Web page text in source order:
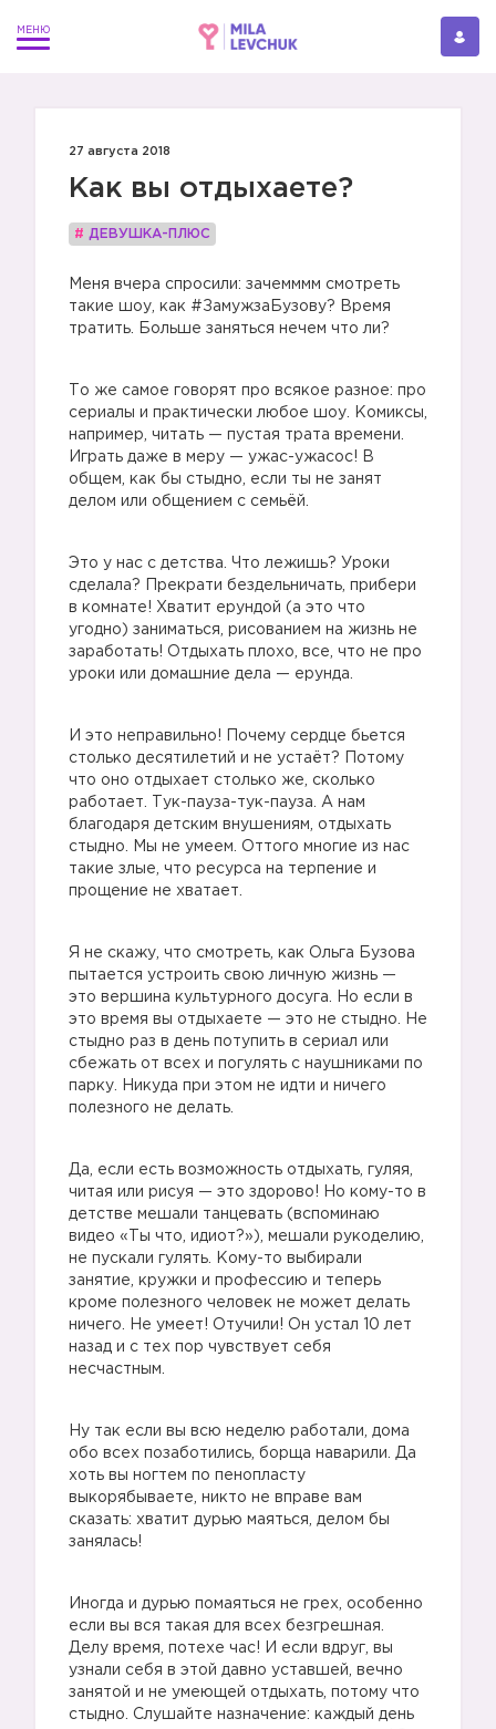
27 августа 2018
Как вы отдыхаете?
# ДЕВУШКА-ПЛЮС
Меня вчера спросили: зачемммм смотреть
такие шоу, как #ЗамужзаБузову? Время
тратить. Больше заняться нечем что ли?
То же самое говорят про всякое разное: про
сериалы и практически любое шоу. Комиксы,
например, читать — пустая трата времени.
Играть даже в меру — ужас-ужасос! В
общем, как бы стыдно, если ты не занят
делом или общением с семьёй.
Это у нас с детства. Что лежишь? Уроки
сделала? Прекрати бездельничать, прибери
в комнате! Хватит ерундой (а это что
угодно) заниматься, рисованием на жизнь не
заработать! Отдыхать плохо, все, что не про
уроки или домашние дела — ерунда.
И это неправильно! Почему сердце бьется
столько десятилетий и не устаёт? Потому
что оно отдыхает столько же, сколько
работает. Тук-пауза-тук-пауза. А нам
благодаря детским внушениям, отдыхать
стыдно. Мы не умеем. Оттого многие из нас
такие злые, что ресурса на терпение и
прощение не хватает.
Я не скажу, что смотреть, как Ольга Бузова
пытается устроить свою личную жизнь —
это вершина культурного досуга. Но если в
это время вы отдыхаете — это не стыдно. Не
стыдно раз в день потупить в сериал или
сбежать от всех и погулять с наушниками по
парку. Никуда при этом не идти и ничего
полезного не делать.
Да, если есть возможность отдыхать, гуляя,
читая или рисуя — это здорово! Но кому-то в
детстве мешали танцевать (вспоминаю
видео «Ты что, идиот?»), мешали рукоделию,
не пускали гулять. Кому-то выбирали
занятие, кружки и профессию и теперь
кроме полезного человек не может делать
ничего. Не умеет! Отучили! Он устал 10 лет
назад и с тех пор чувствует себя
несчастным.
Ну так если вы всю неделю работали, дома
обо всех позаботились, борща наварили. Да
хоть вы ногтем по пенопласту
выкорябываете, никто не вправе вам
сказать: хватит дурью маяться, делом бы
занялась!
Иногда и дурью помаяться не грех, особенно
если вы вся такая для всех безгрешная.
Делу время, потехе час! И если вдруг, вы
узнали себя в этой давно уставшей, вечно
занятой и не умеющей отдыхать, потому что
стыдно. Слушайте назначение: каждый день